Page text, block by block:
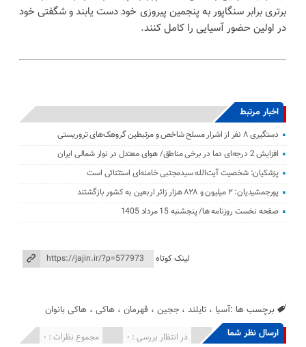
برتری برابر سنگاپور به پنجمین پیروزی خود دست یابند و شگفتی خود
در اولین حضور آسیایی را کامل کنند.
اخبار مرتبط
دستگیری ۸ نفر از اشرار مسلح شاخص و مرتبطین گروهک‌های تروریستی
افزایش 2 درجه‌ای دما در برخی مناطق/ هوای معتدل در نوار شمالی ایران
پزشکیان: شخصیت آیت‌الله سیدمجتبی خامنه‌ای استثنائی است
پورجمشیدیان: ۲ میلیون و ۸۲۸ هزار زائر اربعین به کشور بازگشتند
صفحه نخست روزنامه ها/ پنجشنبه 15 مرداد 1405
لینک کوتاه
برچسب ها :آسیا ،تایلند ،ججین ، قهرمان ،هاکی ،هاکی بانوان
ارسال نظر شما مجموع نظرات : 0 در انتظار بررسی : 0 انتشار یافته : 0